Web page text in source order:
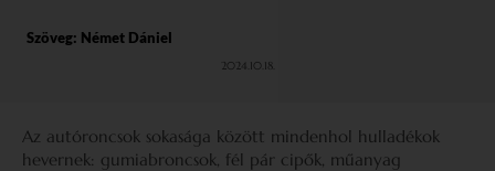
Szöveg: Német Dániel
2024.10.18.
Az autóroncsok sokasága között mindenhol hulladékok
hevernek: gumiabroncsok, fél pár cipők, műanyag